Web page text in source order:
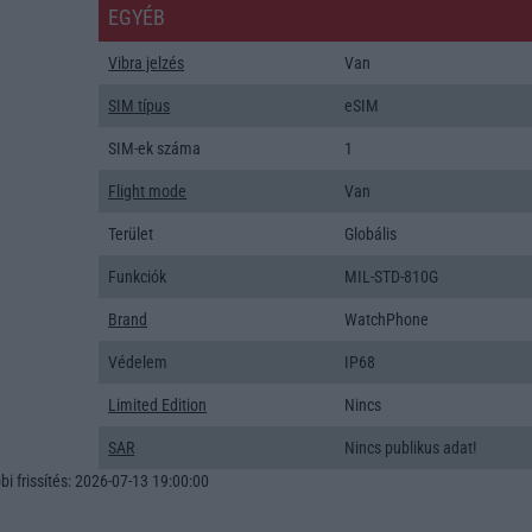
EGYÉB
Vibra jelzés Van
SIM típus eSIM
SIM-ek száma 1
Flight mode Van
Terület Globális
Funkciók MIL-STD-810G
Brand WatchPhone
Védelem IP68
Limited Edition Nincs
SAR
Nincs publikus adat!
frissítés: 2026-07-13 19:00:00